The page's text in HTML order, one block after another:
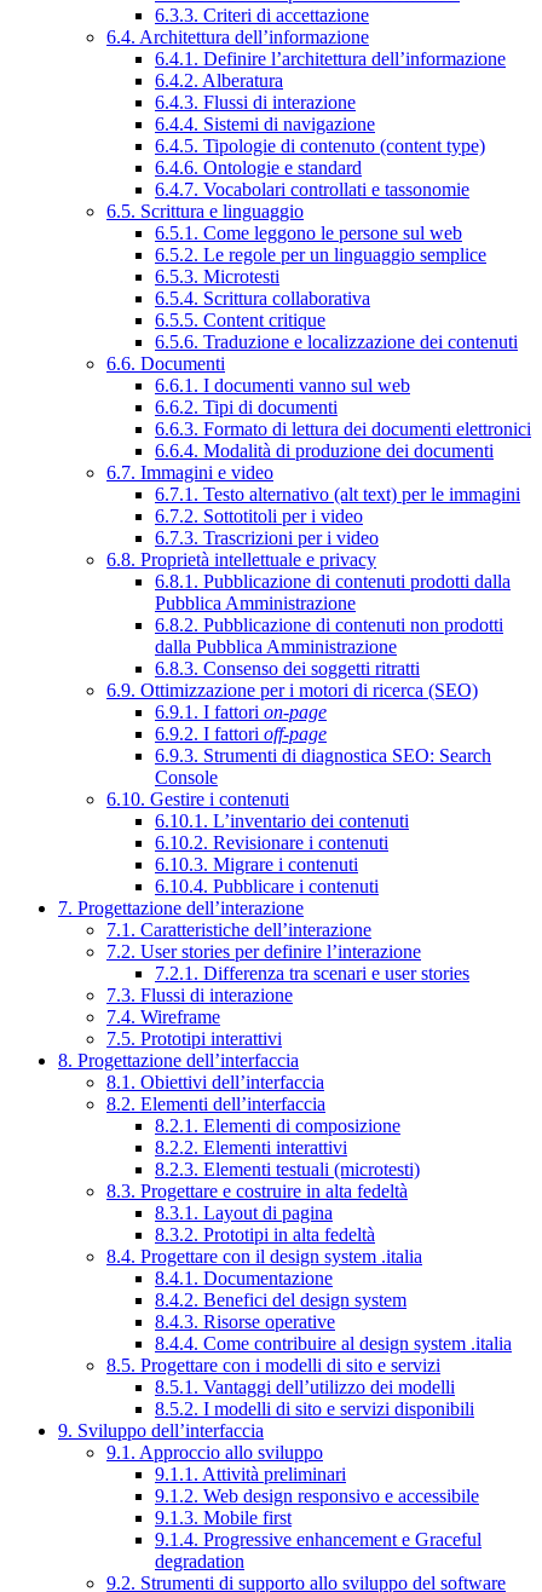
6.3.3. Criteri di accettazione
6.4. Architettura dell’informazione
6.4.1. Definire l’architettura dell’informazione
6.4.2. Alberatura
6.4.3. Flussi di interazione
6.4.4. Sistemi di navigazione
6.4.5. Tipologie di contenuto (content type)
6.4.6. Ontologie e standard
6.4.7. Vocabolari controllati e tassonomie
6.5. Scrittura e linguaggio
6.5.1. Come leggono le persone sul web
6.5.2. Le regole per un linguaggio semplice
6.5.3. Microtesti
6.5.4. Scrittura collaborativa
6.5.5. Content critique
6.5.6. Traduzione e localizzazione dei contenuti
6.6. Documenti
6.6.1. I documenti vanno sul web
6.6.2. Tipi di documenti
6.6.3. Formato di lettura dei documenti elettronici
6.6.4. Modalità di produzione dei documenti
6.7. Immagini e video
6.7.1. Testo alternativo (alt text) per le immagini
6.7.2. Sottotitoli per i video
6.7.3. Trascrizioni per i video
6.8. Proprietà intellettuale e privacy
6.8.1. Pubblicazione di contenuti prodotti dalla
Pubblica Amministrazione
6.8.2. Pubblicazione di contenuti non prodotti
dalla Pubblica Amministrazione
6.8.3. Consenso dei soggetti ritratti
6.9. Ottimizzazione per i motori di ricerca (SEO)
6.9.1. I fattori on-page
6.9.2. I fattori off-page
6.9.3. Strumenti di diagnostica SEO: Search
Console
6.10. Gestire i contenuti
6.10.1. L’inventario dei contenuti
6.10.2. Revisionare i contenuti
6.10.3. Migrare i contenuti
6.10.4. Pubblicare i contenuti
7. Progettazione dell’interazione
7.1. Caratteristiche dell’interazione
7.2. User stories per definire l’interazione
7.2.1. Differenza tra scenari e user stories
7.3. Flussi di interazione
7.4. Wireframe
7.5. Prototipi interattivi
8. Progettazione dell’interfaccia
8.1. Obiettivi dell’interfaccia
8.2. Elementi dell’interfaccia
8.2.1. Elementi di composizione
8.2.2. Elementi interattivi
8.2.3. Elementi testuali (microtesti)
8.3. Progettare e costruire in alta fedeltà
8.3.1. Layout di pagina
8.3.2. Prototipi in alta fedeltà
8.4. Progettare con il design system .italia
8.4.1. Documentazione
8.4.2. Benefici del design system
8.4.3. Risorse operative
8.4.4. Come contribuire al design system .italia
8.5. Progettare con i modelli di sito e servizi
8.5.1. Vantaggi dell’utilizzo dei modelli
8.5.2. I modelli di sito e servizi disponibili
9. Sviluppo dell’interfaccia
9.1. Approccio allo sviluppo
9.1.1. Attività preliminari
9.1.2. Web design responsivo e accessibile
9.1.3. Mobile first
9.1.4. Progressive enhancement e Graceful
degradation
9.2. Strumenti di supporto allo sviluppo del software